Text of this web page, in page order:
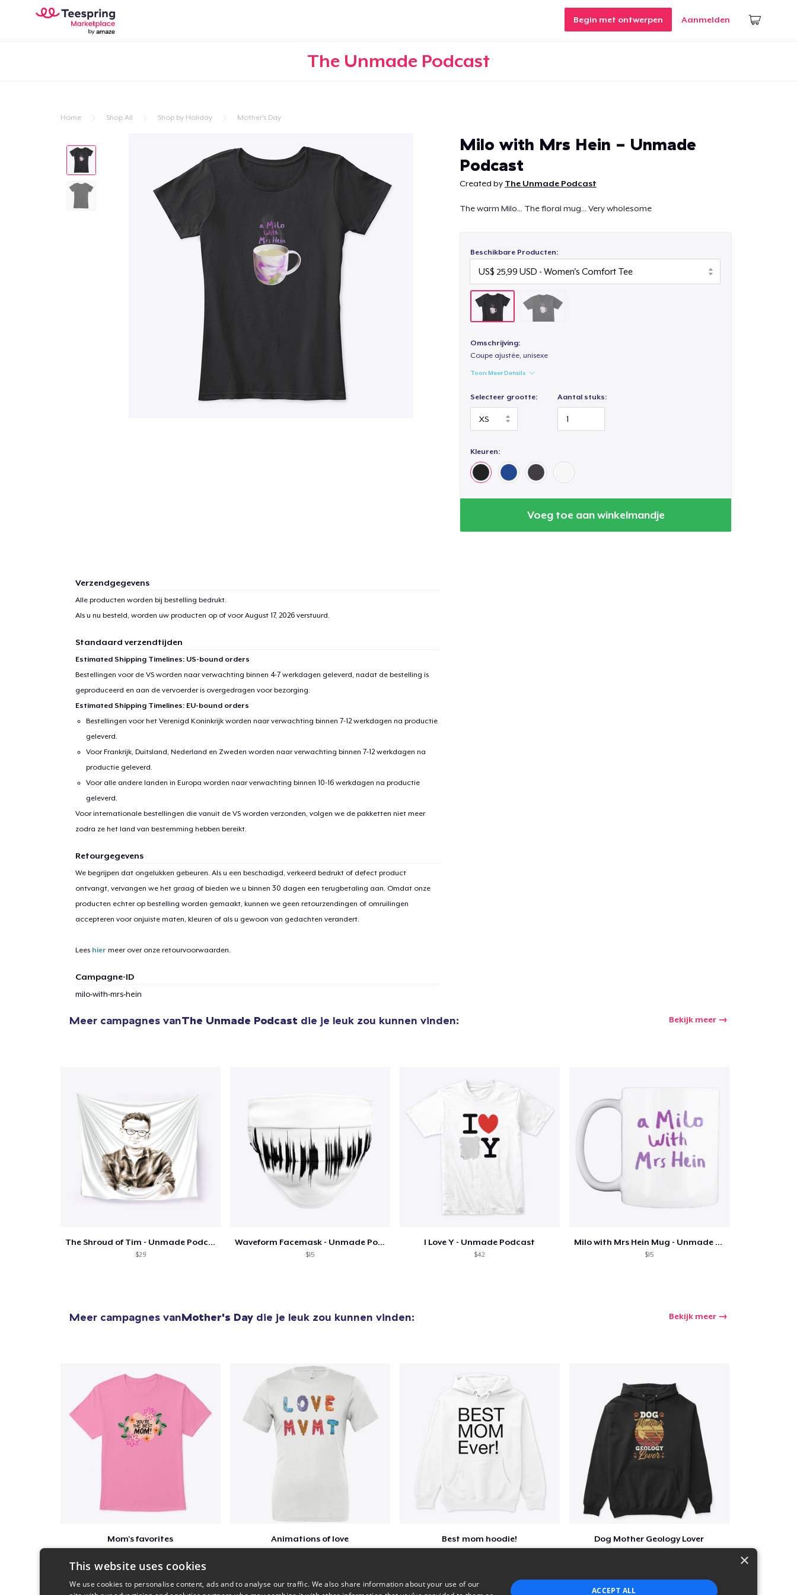
Begin met ontwerpen Aanmelden
The Unmade Podcast
Home Shop All Shop by Holiday Mother's Day
Milo with Mrs Hein - Unmade
Podcast
Created by The Unmade Podcast
The warm Milo... The floral mug... Very wholesome
Beschikbare Producten:
Omschrijving:
Coupe ajustée, unisexe
Toon Meer Details
Selecteer grootte: Aantal stuks:
Kleuren:
Voeg toe aan winkelmandje
Verzendgegevens
Alle producten worden bij bestelling bedrukt.
Als u nu besteld, worden uw producten op of voorAugust 17, 2026verstuurd.
Standaard verzendtijden
Estimated Shipping Timelines: US-bound orders
Bestellingen voor de VS worden naar verwachting binnen 4-7 werkdagen geleverd, nadat de bestelling is
geproduceerd en aan de vervoerder is overgedragen voor bezorging.
Estimated Shipping Timelines: EU-bound orders
Bestellingen voor het Verenigd Koninkrijk worden naar verwachting binnen 7-12 werkdagen na productie
geleverd.
Voor Frankrijk, Duitsland, Nederland en Zweden worden naar verwachting binnen 7-12 werkdagen na
productie geleverd.
Voor alle andere landen in Europa worden naar verwachting binnen 10-16 werkdagen na productie
geleverd.
Voor internationale bestellingen die vanuit de VS worden verzonden, volgen we de pakketten niet meer
zodra ze het land van bestemming hebben bereikt.
Retourgegevens
We begrijpen dat ongelukken gebeuren. Als u een beschadigd, verkeerd bedrukt of defect product
ontvangt, vervangen we het graag of bieden we u binnen 30 dagen een terugbetaling aan. Omdat onze
producten echter op bestelling worden gemaakt, kunnen we geen retourzendingen of omruilingen
accepteren voor onjuiste maten, kleuren of als u gewoon van gedachten verandert.
Lees hier meer over onze retourvoorwaarden.
Campagne-ID
milo-with-mrs-hein
Meer campagnes vanThe Unmade Podcast die je leuk zou kunnen vinden: Bekijk meer
The Shroud of Tim - Unmade Podcast
$29
Waveform Facemask - Unmade Podcast
$15
I Love Y - Unmade Podcast
$42
Milo with Mrs Hein Mug - Unmade Podcast
$15
Meer campagnes vanMother's Day die je leuk zou kunnen vinden: Bekijk meer
Mom's favorites Animations of love Best mom hoodie! Dog Mother Geology Lover
1item aan winkelwagen toegevoegd
Next Level 3600 | Premium Ring-Spun Cotton T-Shirt
×
This website uses cookies
We use cookies to personalise content, ads and to analyse our traffic. We also share information about your use of our
ACCEPT ALL